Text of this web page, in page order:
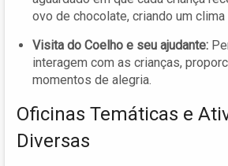
ovo de chocolate, criando um clima
Visita do Coelho e seu ajudante:
interagem com as crianças,
momentos de alegria.
Oficinas Temáticas e
Diversas